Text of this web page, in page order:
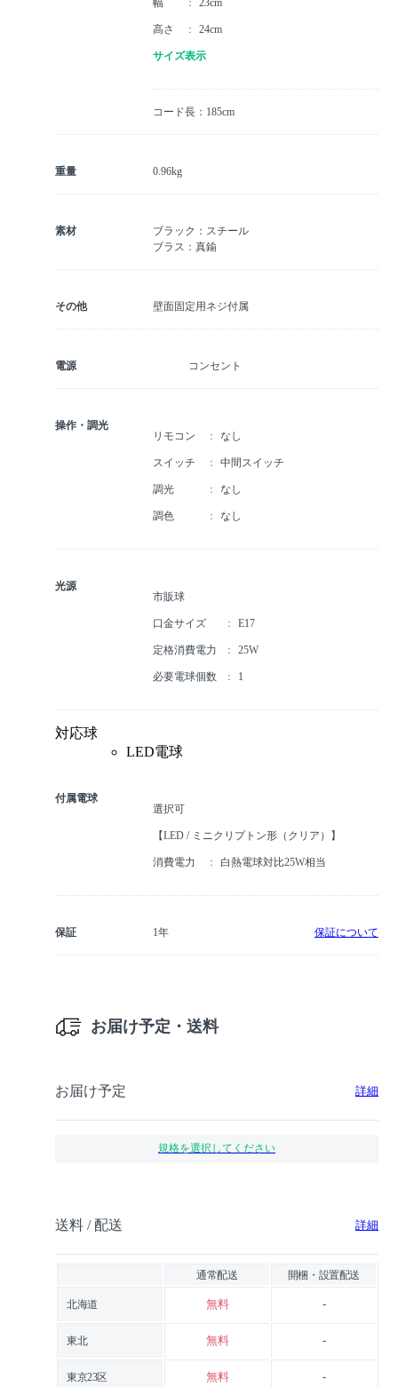
幅 23cm
高さ 24cm
サイズ表示
コード長：185cm
重量 0.96kg
素材
ブラック：スチール
ブラス：真鍮
その他 壁面固定用ネジ付属
電源 コンセント
操作・調光
リモコン
なし
スイッチ 中間スイッチ
調光 なし
調色 なし
光源
市販球
口金サイズ E17
定格消費電力 25W
必要電球個数 1
対応球
LED電球
付属電球
選択可
【LED / ミニクリプトン形（クリア）】
消費電力 白熱電球対比25W相当
保証 1年 保証について
お届け予定・送料
お届け予定 詳細
規格を選択してください
送料 / 配送 詳細
通常配送 開梱・設置配送
北海道 無料 -
東北 無料 -
東京23区 無料 -